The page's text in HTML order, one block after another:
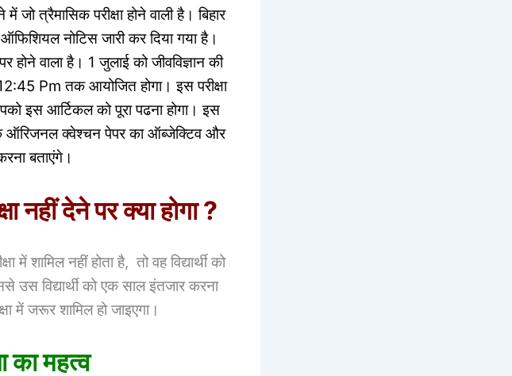
त्रैमासिक परीक्षा होने वाली है। बिहार
ऑफिशियल नोटिस जारी कर दिया गया है।
होने वाला है। 1 जुलाई को जीवविज्ञान की
Pm तक आयोजित होगा। इस परीक्षा
इस आर्टिकल को पूरा पढना होगा। इस
ऑरिजनल क्वेश्चन पेपर का ऑब्जेक्टिव और
बताएंगे।
नहीं देने पर क्या होगा ?
में शामिल नहीं होता है, तो वह विद्यार्थी को
उस विद्यार्थी को एक साल इंतजार करना
में जरूर शामिल हो जाइएगा।
का महत्व